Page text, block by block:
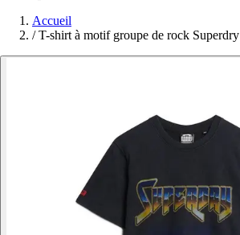
Accueil
/ T-shirt à motif groupe de rock Superdry